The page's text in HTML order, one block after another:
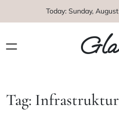
Today: Sunday,
Tag: Infrastruktur